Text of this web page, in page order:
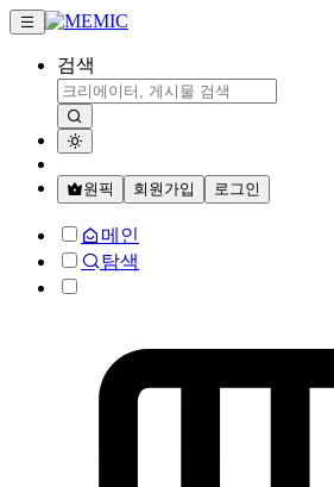
검색
원픽 회원가입 로그인
메인
탐색